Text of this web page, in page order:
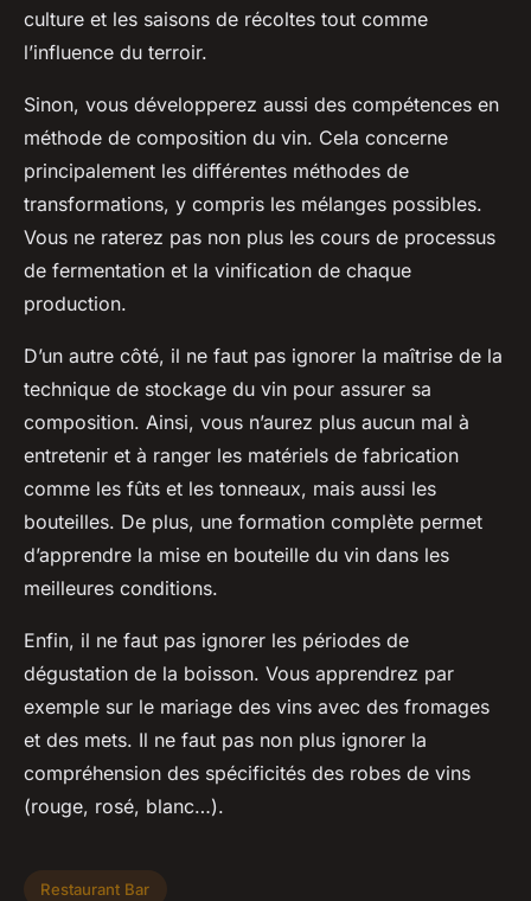
culture et les saisons de récoltes tout comme
l’influence du terroir.
Sinon, vous développerez aussi des compétences en
méthode de composition du vin. Cela concerne
principalement les différentes méthodes de
transformations, y compris les mélanges possibles.
Vous ne raterez pas non plus les cours de processus
de fermentation et la vinification de chaque
production.
D’un autre côté, il ne faut pas ignorer la maîtrise de la
technique de stockage du vin pour assurer sa
composition. Ainsi, vous n’aurez plus aucun mal à
entretenir et à ranger les matériels de fabrication
comme les fûts et les tonneaux, mais aussi les
bouteilles. De plus, une formation complète permet
d’apprendre la mise en bouteille du vin dans les
meilleures conditions.
Enfin, il ne faut pas ignorer les périodes de
dégustation de la boisson. Vous apprendrez par
exemple sur le mariage des vins avec des fromages
et des mets. Il ne faut pas non plus ignorer la
compréhension des spécificités des robes de vins
(rouge, rosé, blanc…).
Restaurant Bar